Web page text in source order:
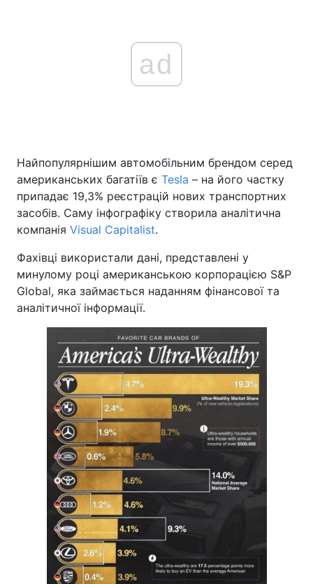
Україна Політика
Економіка Світ
Техно і зв'язок Лайт
Зброя
Туризм
Цікавинки Погода
Екологія Регіони
Лонгріди
Відео з Youtube Статті
Інтерв'ю
Вакансії
Контакти
ad
Найпопулярнішим автомобільним брендом серед
американських багатіїв є Tesla – на його частку
припадає 19,3% реєстрацій нових транспортних
засобів. Саму інфографіку створила аналітична
компанія Visual Capitalist.
Фахівці використали дані, представлені у
минулому році американською корпорацією S&P
Global, яка займається наданням фінансової та
аналітичної інформації.